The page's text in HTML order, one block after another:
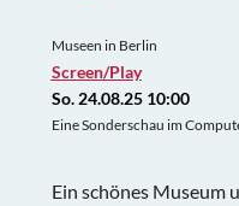
Museen in Berlin
Screen/Play
So. 24.08.25 10:00
Eine Sonderschau im
Ein schönes Museum